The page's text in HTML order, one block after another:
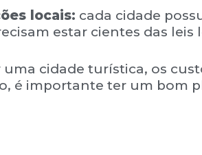
locais: cada cidade
estar cientes das
uma cidade turística, os
é importante ter um bom